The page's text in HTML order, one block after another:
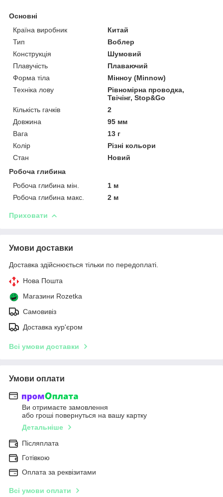
Основні
Країна виробник
Китай
Тип
Воблер
Конструкція
Шумовий
Плавучість
Плаваючий
Форма тіла
Мінноу (Minnow)
Техніка лову
Рівномірна проводка,
Твічінг, Stop&Go
Кількість гачків
2
Довжина
95 мм
Вага
13 г
Колір
Різні кольори
Стан
Новий
Робоча глибина
Робоча глибина мін.
1 м
Робоча глибина макс.
2 м
Приховати
Умови доставки
Доставка здійснюється тільки по передоплаті.
Нова Пошта
Магазини Rozetka
Самовивіз
Доставка кур'єром
Всі умови доставки
Умови оплати
Ви отримаєте замовлення
або гроші повернуться на вашу картку
Детальніше
Післяплата
Готівкою
Оплата за реквізитами
Всі умови оплати